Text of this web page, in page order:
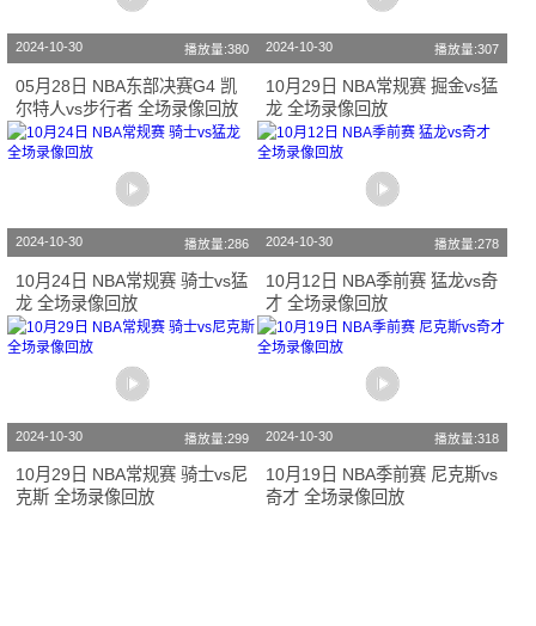
2024-10-30 播放量:380
05月28日 NBA东部决赛G4 凯
尔特人vs步行者 全场录像回放
2024-10-30 播放量:307
10月29日 NBA常规赛 掘金vs猛
龙 全场录像回放
2024-10-30 播放量:286
10月24日 NBA常规赛 骑士vs猛
龙 全场录像回放
2024-10-30 播放量:278
10月12日 NBA季前赛 猛龙vs奇
才 全场录像回放
2024-10-30 播放量:299
10月29日 NBA常规赛 骑士vs尼
克斯 全场录像回放
2024-10-30 播放量:318
10月19日 NBA季前赛 尼克斯vs
奇才 全场录像回放